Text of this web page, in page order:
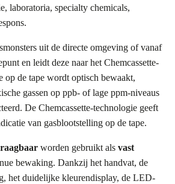
laboratoria, specialty chemicals,
uit de directe omgeving of vanaf
en leidt deze naar het Chemcassette-
op de tape wordt optisch bewaakt,
gassen op ppb- of lage ppm-niveaus
De Chemcassette-technologie geeft
van gasblootstelling op de tape.
worden gebruikt als vast
bewaking. Dankzij het handvat, de
het duidelijke kleurendisplay, de LED-